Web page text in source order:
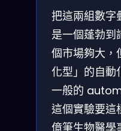
把這兩組數
是一個蓬勃
個市場夠大
化型」的自動
一般的
這個實驗要
億筆生物醫學